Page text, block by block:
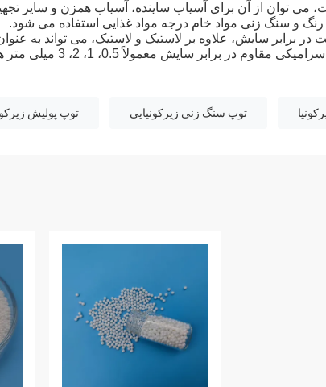
می توان از آن برای آسیاب ساینده، آسیاب همزن و سایر
و سنگ زنی مواد خام درجه مواد غذایی استفاده می شود.
در برابر سایش، علاوه بر لاستیک و لاستیک، می تواند به
در برابر سایش معمولاً 0.5، 1، 2، 3 میلی متر هستند.
توپ سنگ زنی زیرکونیایی توپ پولیش